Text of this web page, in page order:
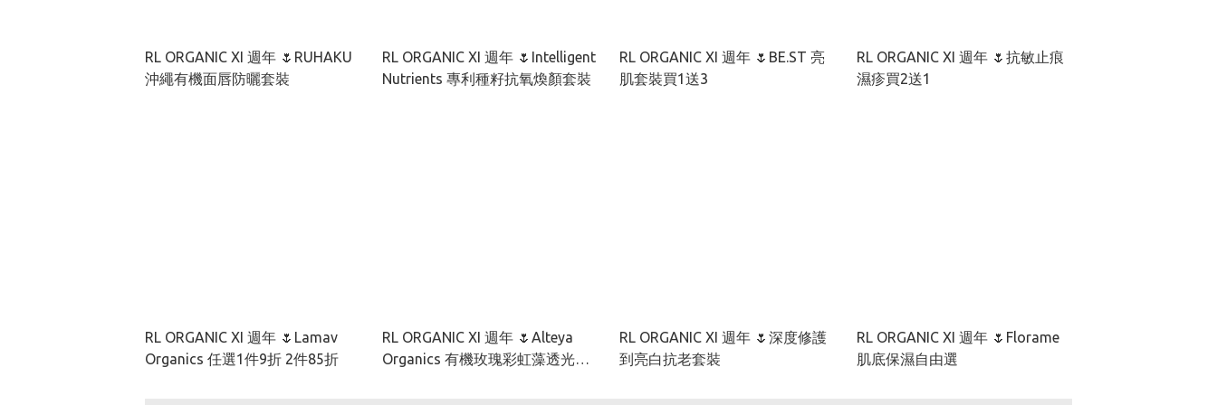
RL ORGANIC XI 週年 🌷RUHAKU
沖繩有機面唇防曬套裝
RL ORGANIC XI 週年 🌷Intelligent
Nutrients 專利種籽抗氧煥顏套裝
RL ORGANIC XI 週年 🌷BE.ST 亮
肌套裝買1送3
RL ORGANIC XI 週年 🌷抗敏止痕
濕疹買2送1
RL ORGANIC XI 週年 🌷Lamav
Organics 任選1件9折 2件85折
RL ORGANIC XI 週年 🌷Alteya
Organics 有機玫瑰彩虹藻透光套
RL ORGANIC XI 週年 🌷深度修護
到亮白抗老套裝
RL ORGANIC XI 週年 🌷Florame
肌底保濕自由選